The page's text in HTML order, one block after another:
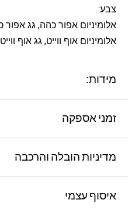
צבע:
אלומיניום אפור כהה, גג אפור
אלומיניום אוף ווייט, גג אוף
מידות:
זמני אספקה
מדיניות הובלה והרכבה
איסוף עצמי